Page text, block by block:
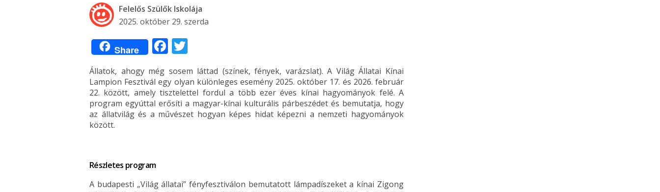
Felelős Szülők Iskolája
2025. október 29. szerda
Share Facebook
Állatok, ahogy még sosem láttad (színek, fények, varázslat). A Világ Állatai Kínai
Lampion Fesztivál egy olyan különleges esemény 2025. október 17. és 2026. február
22. között, amely tisztelettel fordul a több ezer éves kínai hagyományok felé. A
program egyúttal erősíti a magyar-kínai kulturális párbeszédet és bemutatja, hogy
az állatvilág és a művészet hogyan képes hidat képezni a nemzeti hagyományok
között.
Részletes program
A budapesti „Világ állatai” fényfesztiválon bemutatott lámpadíszeket a kínai Zigong